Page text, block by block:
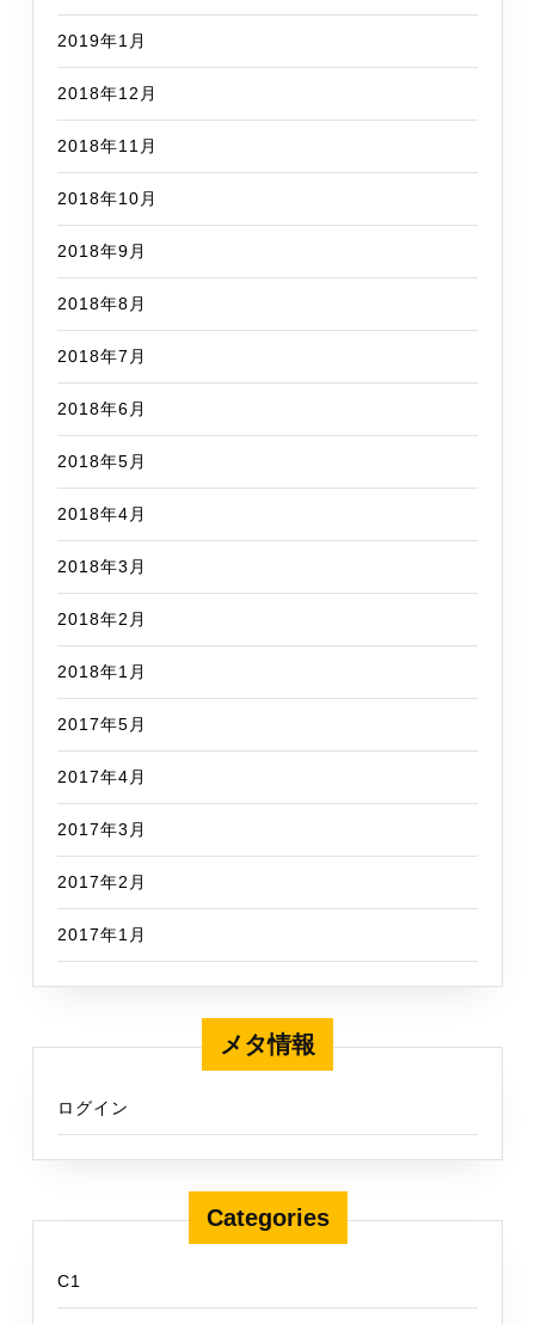
2019年1月
2018年12月
2018年11月
2018年10月
2018年9月
2018年8月
2018年7月
2018年6月
2018年5月
2018年4月
2018年3月
2018年2月
2018年1月
2017年5月
2017年4月
2017年3月
2017年2月
2017年1月
メタ情報
ログイン
Categories
C1